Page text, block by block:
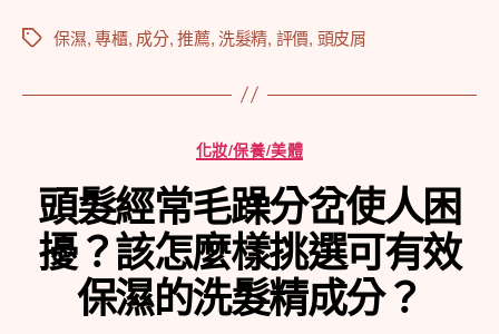
標
保濕,專櫃, 成分,推薦,洗髮精, 評價, 頭皮屑
分
類
化妝/保養/美體
頭髮經常毛躁分岔使人困
擾？該怎麼樣挑選可有效
保濕的洗髮精成分？